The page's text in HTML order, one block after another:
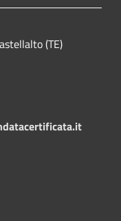
(TE)